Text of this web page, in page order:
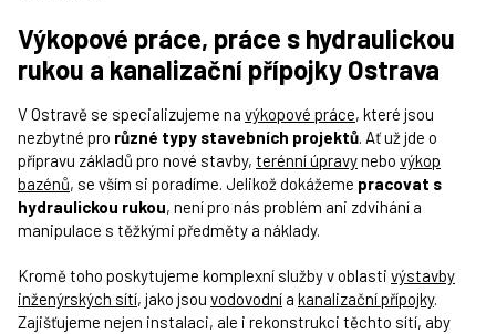
Výkopové práce, práce s hydraulickou
rukou a kanalizační přípojky Ostrava
V Ostravě se specializujeme na výkopové práce, které jsou
nezbytné pro různé typy stavebních projektů. Ať už jde o
přípravu základů pro nové stavby, terénní úpravynebo výkop
bazénů, se vším si poradíme. Jelikož dokážeme pracovat s
hydraulickou rukou, není pro nás problém ani zdvihání a
manipulace s těžkými předměty a náklady.
Kromě toho poskytujeme komplexní služby v oblasti výstavby
inženýrských sítí, jako jsou vodovodní a kanalizační přípojky.
Zajišťujeme nejen instalaci, ale i rekonstrukci těchto sítí, aby